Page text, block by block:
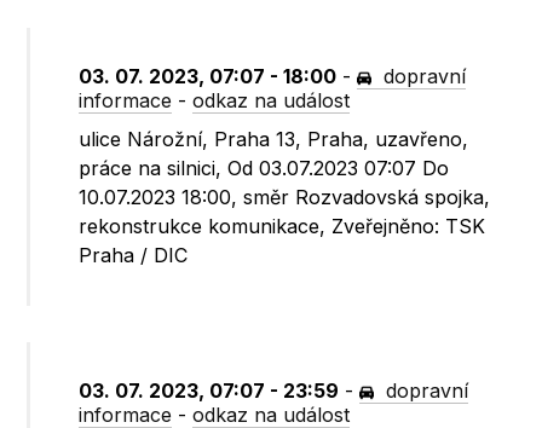
03. 07. 2023, 07:07 - 18:00 -
dopravní
informace -odkaz na událost
ulice Nárožní, Praha 13, Praha, uzavřeno,
práce na silnici, Od 03.07.2023 07:07 Do
10.07.2023 18:00, směr Rozvadovská spojka,
rekonstrukce komunikace, Zveřejněno: TSK
Praha / DIC
03. 07. 2023, 07:07 - 23:59 -
dopravní
informace -odkaz na událost